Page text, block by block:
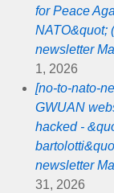
for Peace
NATO&quot;
newsletter
1, 2026
[no-to-nato-
GWUAN
hacked -
newsletter
31, 2026